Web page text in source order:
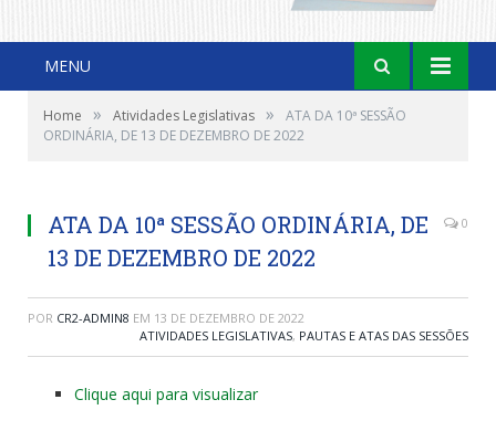
MENU
Home » Atividades Legislativas »
ATA DA 10ª SESSÃO
ORDINÁRIA, DE 13 DE DEZEMBRO DE 2022
ATA DA 10ª SESSÃO ORDINÁRIA, DE
13 DE DEZEMBRO DE 2022
0
POR CR2-ADMIN8 EM 13 DE DEZEMBRO DE 2022
ATIVIDADES LEGISLATIVAS, PAUTAS E ATAS DAS SESSÕES
Clique aqui para visualizar